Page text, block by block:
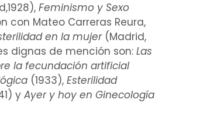
Feminismo y Sexo
con Mateo Carreras Reura,
en la mujer (Madrid,
dignas de mención son: Las
la fecundación artificial
(1933), Esterilidad
y Ayer y hoy en Ginecología